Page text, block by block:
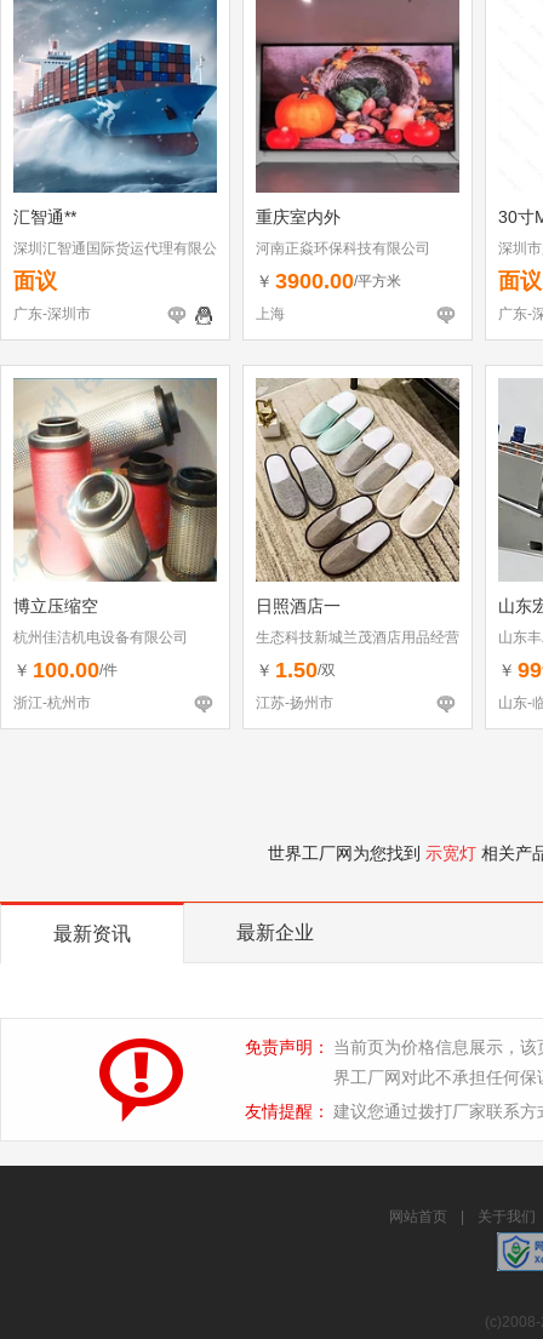
汇智通**
深圳汇智通国际货运代理有限公
司
面议
广东-深圳市
重庆室内外
河南正焱环保科技有限公司
￥ 3900.00/平方米
上海
30寸
深圳
面议
广东-
博立压缩空
杭州佳洁机电设备有限公司
￥ 100.00/件
浙江-杭州市
日照酒店一
生态科技新城兰茂酒店用品经营
部（个体工商户）
￥ 1.50/双
江苏-扬州市
山东
山东
￥
山东-
世界工厂网为您找到 示宽灯 相关产
最新资讯 最新企业
免责声明：
当前页为价格信息展示，
界工厂网对此不承担任何保
友情提醒： 建议您通过拨打厂家联系
网站首页 关于我们